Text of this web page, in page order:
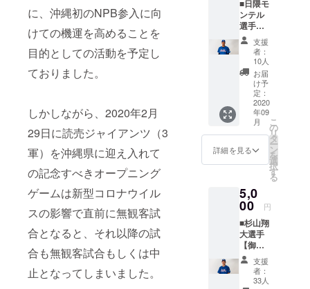
に、沖縄初のNPB参入に向
けての機運を高めることを
目的としての活動を予定し
ておりました。
しかしながら、2020年2月
29日に読売ジャイアンツ（3
軍）を沖縄県に迎え入れて
の記念すべきオープニング
ゲームは新型コロナウイル
スの影響で直前に無観客試
合となると、それ以降の試
合も無観客試合もしくは中
止となってしまいました。
※マフ
ラータ
オルの
デザイ
ンは変
更の可
能性も
ござい
ます。
ルー
オー
シャン
ズを応
援した
いとい
う方は
こちら
よりご
支援を
よろし
くお願
いいた
しま
お願い
いたし
ます。
※マフ
ラータ
オルの
デザイ
ンは変
更の可
くのに
加え、
豊山礼
大選手
のオリ
ジナル
マフ
ラータ
オルを
お送り
いたし
ます。
豊山礼
大選手
ラータ
オルで
琉球ブ
ルー
オー
シャン
ズを応
援した
いとい
■日隈モ
ンテル
選手
【御礼
手紙＋
日隈モ
ンテル
選手オ
リジナ
ルマフ
ラータ
オル】
日隈モ
ンテル
選手の
サイン
礼手紙
をメー
ルで送
らせて
いただ
くのに
加え、
日隈モ
ンテル
支援
者：
10人
お届
け予
定：
2020
年09
月
詳細を見る
こ
の
リ
タ
ー
ン
を
選
択
す
る
5,0
00 円
■杉山翔
大選手
【御礼
手紙＋
杉山翔
大選手
支援
者：
33人